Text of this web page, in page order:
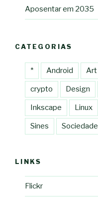
Aposentar em 2035
CATEGORIAS
* Android Art
crypto Design
Inkscape Linux
Sines Sociedade
LINKS
Flickr